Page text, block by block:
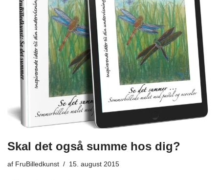
Skal det også summe hos dig?
af FruBilledkunst 15. august 2015